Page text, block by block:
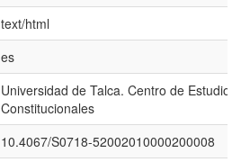
text/html
es
Universidad de Talca. Centro de Estudios
Constitucionales
10.4067/S0718-52002010000200008